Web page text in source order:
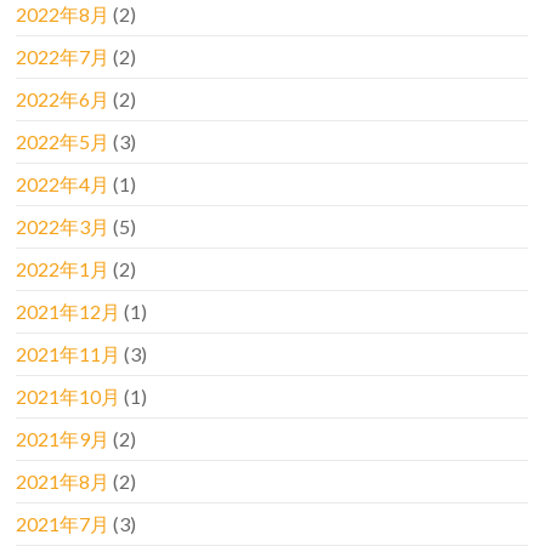
2022年8月 (2)
2022年7月 (2)
2022年6月 (2)
2022年5月 (3)
2022年4月 (1)
2022年3月 (5)
2022年1月 (2)
2021年12月 (1)
2021年11月 (3)
2021年10月 (1)
2021年9月 (2)
2021年8月 (2)
2021年7月 (3)